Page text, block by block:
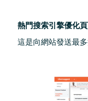
熱門搜索引擎優化
這是向網站發送最